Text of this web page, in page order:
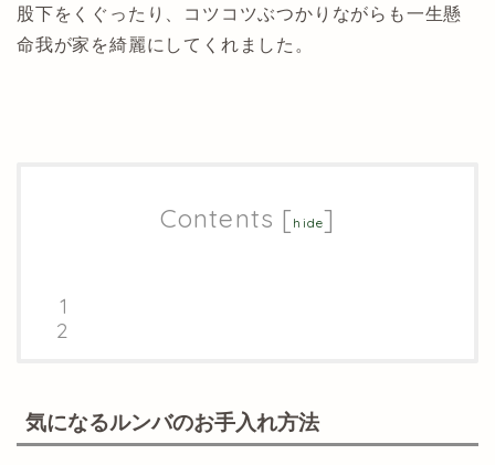
股下をくぐったり、コツコツぶつかりながらも一生懸
命我が家を綺麗にしてくれました。
Contents [ hide]
気になるルンバのお手入れ方法